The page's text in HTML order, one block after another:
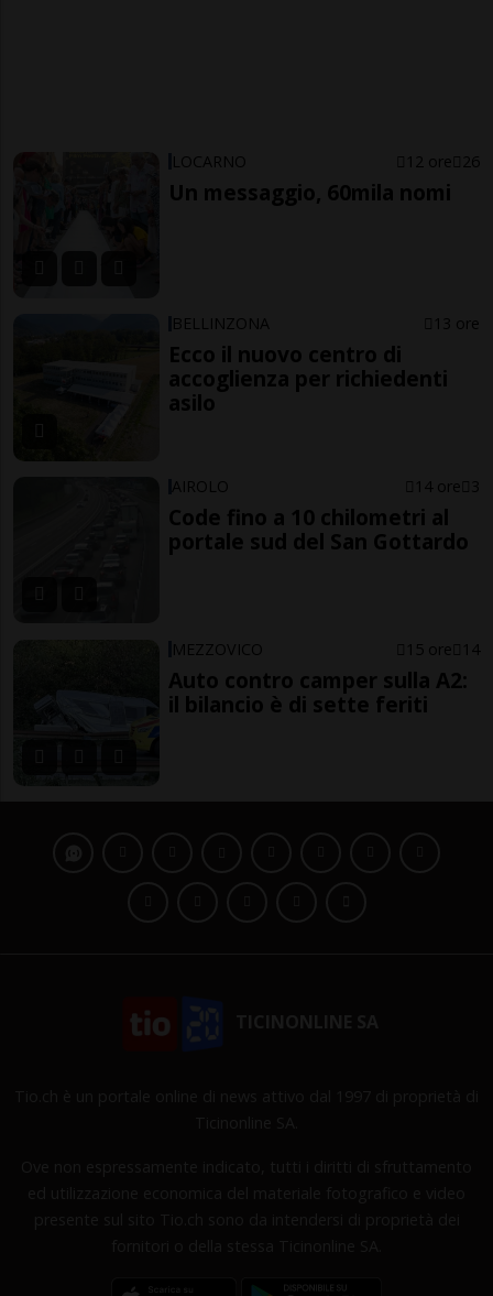
LOCARNO 12 ore 26
Un messaggio, 60mila nomi
BELLINZONA 13 ore
Ecco il nuovo centro di
accoglienza per richiedenti
asilo
AIROLO 14 ore 3
Code fino a 10 chilometri al
portale sud del San Gottardo
MEZZOVICO 15 ore 14
Auto contro camper sulla A2:
il bilancio è di sette feriti